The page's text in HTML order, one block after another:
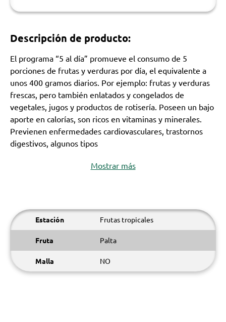
Descripción de producto:
El programa “5 al día” promueve el consumo de 5
porciones de frutas y verduras por día, el equivalente a
unos 400 gramos diarios. Por ejemplo: frutas y verduras
frescas, pero también enlatados y congelados de
vegetales, jugos y productos de rotisería. Poseen un bajo
aporte en calorías, son ricos en vitaminas y minerales.
Previenen enfermedades cardiovasculares, trastornos
digestivos, algunos tipos
Mostrar más
Estación Frutas tropicales
Fruta Palta
Malla NO